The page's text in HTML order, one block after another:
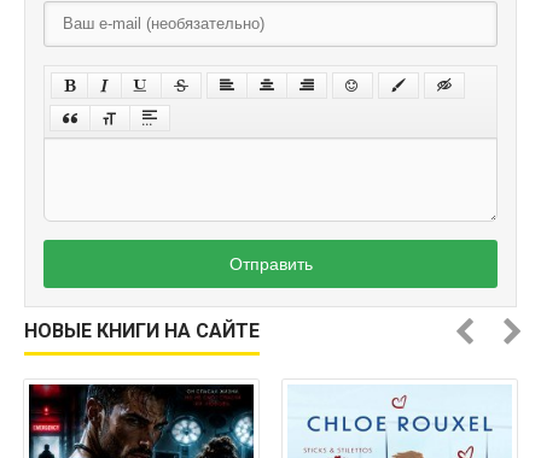
Отправить
НОВЫЕ КНИГИ НА САЙТЕ